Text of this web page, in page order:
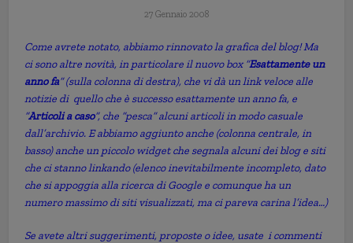
27 Gennaio 2008
Come avrete notato, abbiamo rinnovato la grafica del blog! Ma
ci sono altre novità, in particolare il nuovo box “Esattamente un
anno fa” (sulla colonna di destra), che vi dà un link veloce alle
notizie di quello che è successo esattamente un anno fa, e
“Articoli a caso“, che “pesca” alcuni articoli in modo casuale
dall’archivio. E abbiamo aggiunto anche (colonna centrale, in
basso) anche un piccolo widget che segnala alcuni dei blog e siti
che ci stanno linkando (elenco inevitabilmente incompleto, dato
che si appoggia alla ricerca di Google e comunque ha un
numero massimo di siti visualizzati, ma ci pareva carina l’idea…)
Se avete altri suggerimenti, proposte o idee, usate i commenti